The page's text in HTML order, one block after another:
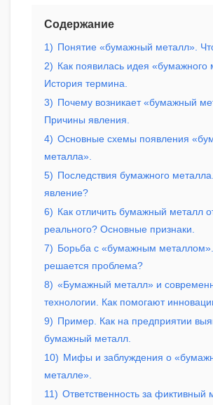
Содержание
1) Понятие «бумажный металл».
2) Как появилась идея «бумажного
История термина.
3) Почему возникает «бумажный
Причины явления.
4) Основные схемы появления
металла».
5) Последствия бумажного
явление?
6) Как отличить бумажный металл
реального? Основные признаки.
7) Борьба с «бумажным
решается проблема?
8) «Бумажный металл» и
технологии. Как помогают
9) Пример. Как на предприятии
бумажный металл.
10) Мифы и заблуждения о
металле».
11) Ответственность за фиктивный